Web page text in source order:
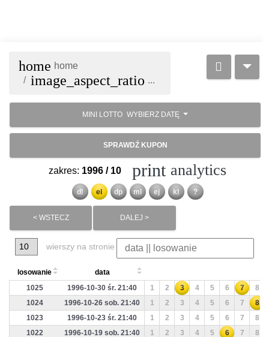
home home
image_aspect_ratio ...
MINI LOTTO WYBIERZ DATĘ
SPRAWDŹ KUPON
zakres: 1996 / 10 print analytics
dl el dp ml ej kl ?
< WSTECZ DALEJ >
wierszy na stronie
losowanie
data
1025
1996-10-30 śr. 21:40 1 2 3 4 5 6 7
8
1024
1996-10-26 sob. 21:40 1 2 3 4 5 6 7
8
1023
1996-10-23 śr. 21:40 1 2 3 4 5 6 7
8
1022
1996-10-19 sob. 21:40 1 2 3 4 5 6 7
8